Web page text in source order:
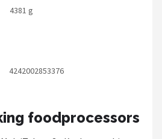
4381 g
4242002853376
foodprocessors